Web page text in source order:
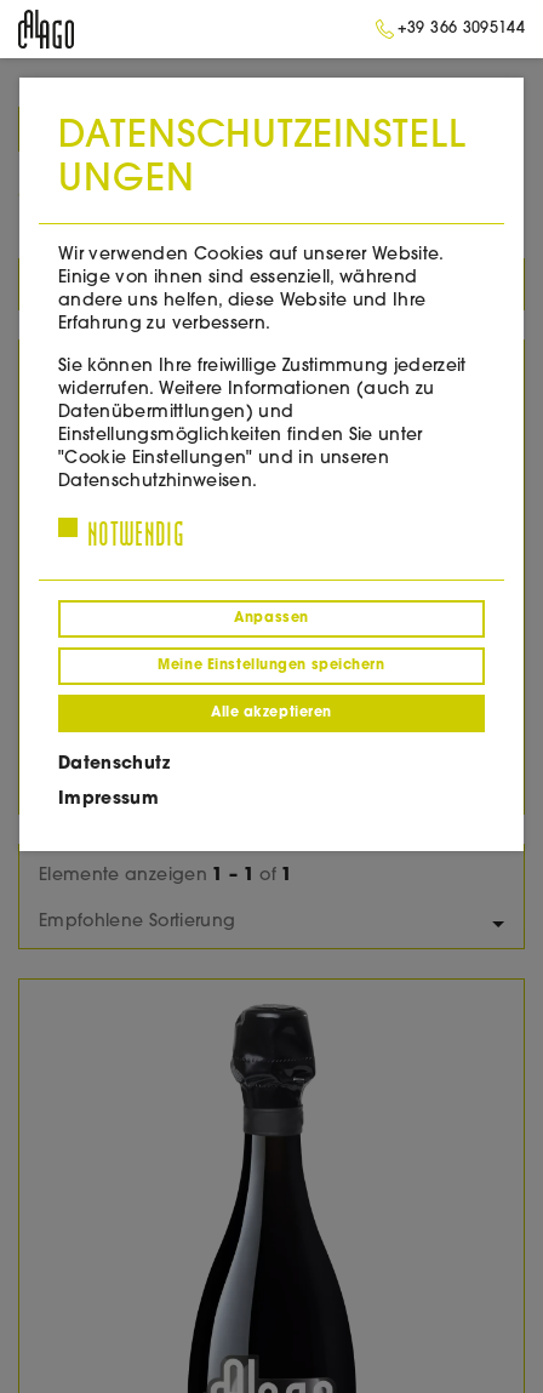
+39 366 3095144
ZURÜCK ZUR STARTSEITE
2010
ALLE PRODUKTE
YEAR
2005
2007
2008
2013
2014
2015
2017
2019
2020
Elemente anzeigen 1 – 1 of 1
Empfohlene Sortierung
DATENSCHUTZEINSTELL
UNGEN
Wir verwenden Cookies auf unserer Website.
Einige von ihnen sind essenziell, während
andere uns helfen, diese Website und Ihre
Erfahrung zu verbessern.
Sie können Ihre freiwillige Zustimmung jederzeit
widerrufen. Weitere Informationen (auch zu
Datenübermittlungen) und
Einstellungsmöglichkeiten finden Sie unter
"Cookie Einstellungen" und in unseren
Datenschutzhinweisen.
NOTWENDIG
Anpassen
Meine Einstellungen speichern
Alle akzeptieren
Datenschutz
Impressum